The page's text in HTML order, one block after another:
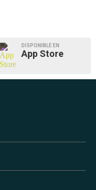
DISPONIBLE EN
App Store